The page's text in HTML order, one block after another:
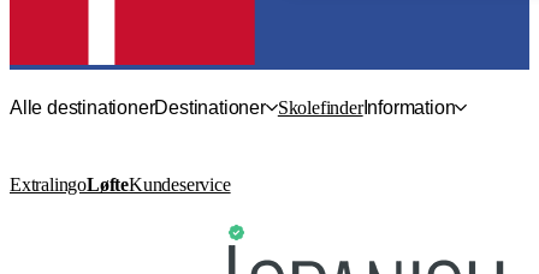
Alle destinationerDestinationer SkolefinderInformation
ExtralingoLøfteKundeservice